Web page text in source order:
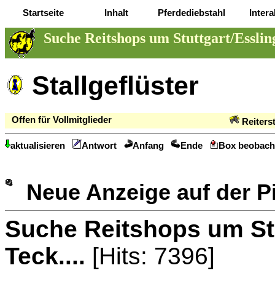
Startseite Inhalt Pferdediebstahl
Suche Reitshops um Stuttgart/
Stallgeflüster
Offen für Vollmitglieder
aktualisieren Antwort Anfang Ende Box
Neue Anzeige auf der
Suche Reitshops um
Teck.... [Hits: 7396]